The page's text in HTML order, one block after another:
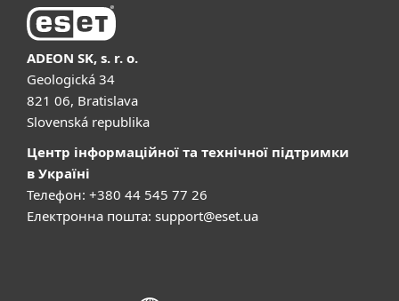
ADEON SK, s. r. o.
Geologická 34
821 06, Bratislava
Slovenská republika
Центр інформаційної та технічної підтримки
в Україні
Телефон: +380 44 545 77 26
Електронна пошта: support@eset.ua